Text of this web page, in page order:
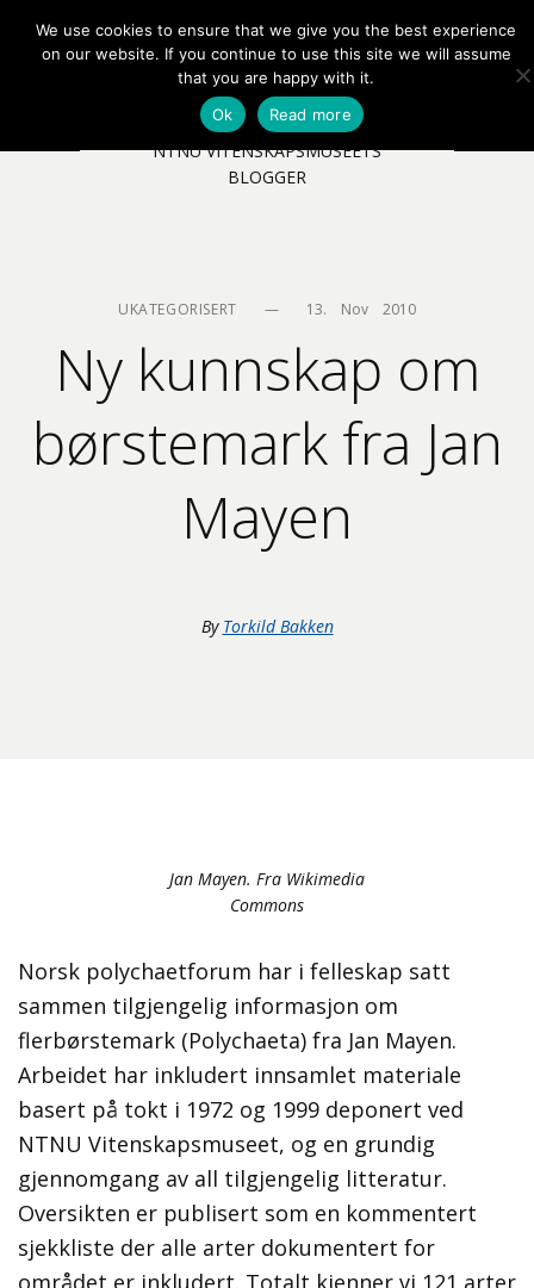
MENY EN NB
NTNU VITENSKAPSMUSEETS
BLOGGER
UKATEGORISERT — 13.    Nov    2010
Ny kunnskap om
børstemark fra Jan
Mayen
By Torkild Bakken
Jan Mayen. Fra Wikimedia
Commons
Norsk polychaetforum har i felleskap satt
sammen tilgjengelig informasjon om
flerbørstemark (Polychaeta) fra Jan Mayen.
Arbeidet har inkludert innsamlet materiale
basert på tokt i 1972 og 1999 deponert ved
NTNU Vitenskapsmuseet, og en grundig
gjennomgang av all tilgjengelig litteratur.
Oversikten er publisert som en kommentert
sjekkliste der alle arter dokumentert for
We use cookies to ensure that we give you the best experience
on our website. If you continue to use this site we will assume
that you are happy with it.
Ok
Read more